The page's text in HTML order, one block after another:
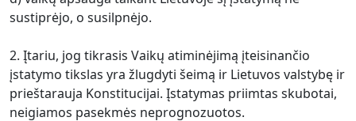
sustiprėjo, o susilpnėjo.
2. Įtariu, jog tikrasis Vaikų atiminėjimą įteisinančio
įstatymo tikslas yra žlugdyti šeimą ir Lietuvos valstybę ir
prieštarauja Konstitucijai. Įstatymas priimtas skubotai,
neigiamos pasekmės neprognozuotos.